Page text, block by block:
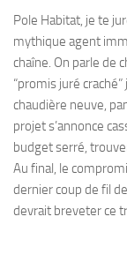
Pole Habitat, je te
mythique agent
chaîne. On parle de
“promis juré
chaudière neuve,
projet s’annonce
budget serré,
Au final, le
dernier coup de fil
devrait breveter ce